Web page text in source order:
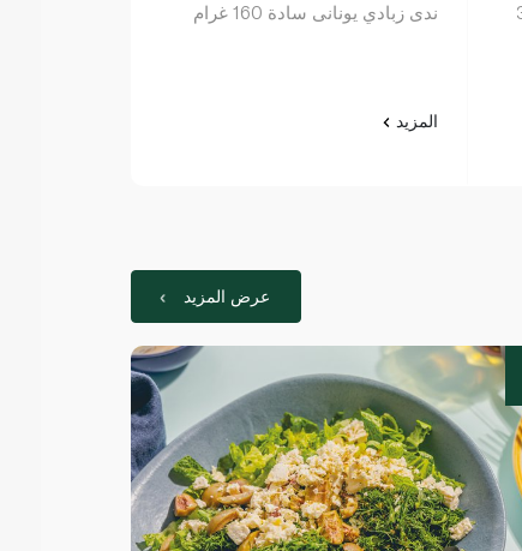
ندى زبادي يونانى سادة 160 غرام
المزيد
عرض المزيد